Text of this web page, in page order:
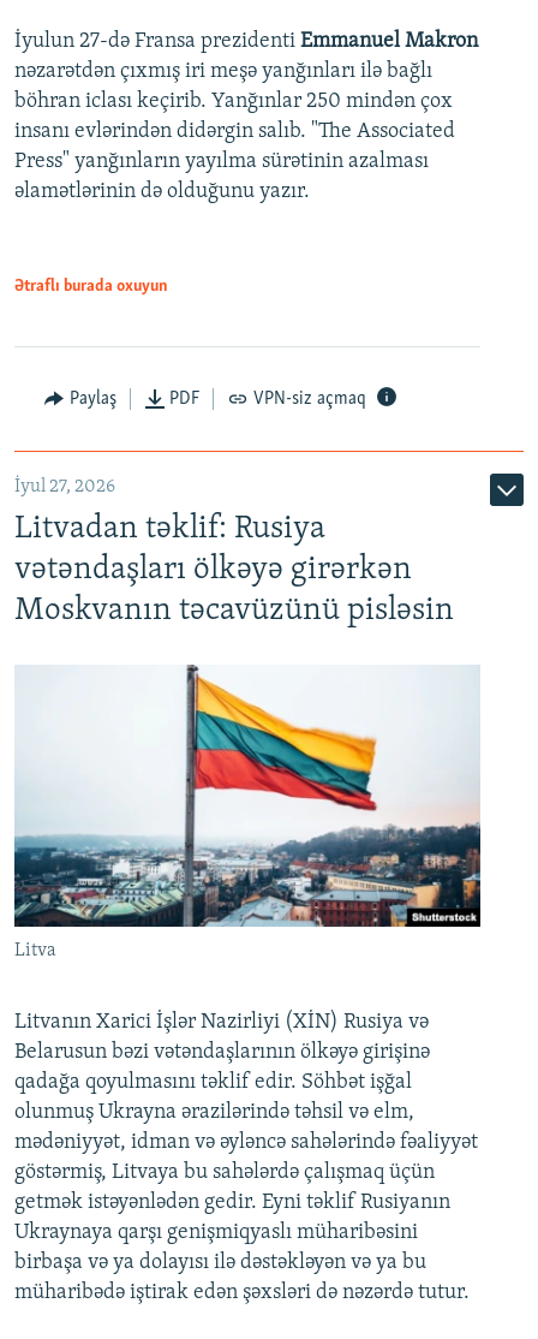
İyulun 27-də Fransa prezidenti Emmanuel Makron
nəzarətdən çıxmış iri meşə yanğınları ilə bağlı
böhran iclası keçirib. Yanğınlar 250 mindən çox
insanı evlərindən didərgin salıb. "The Associated
Press" yanğınların yayılma sürətinin azalması
əlamətlərinin də olduğunu yazır.
Ətraflı burada oxuyun
Paylaş PDF VPN-siz açmaq
İyul 27, 2026
Litvadan təklif: Rusiya
vətəndaşları ölkəyə girərkən
Moskvanın təcavüzünü pisləsin
Litva
Litvanın Xarici İşlər Nazirliyi (XİN) Rusiya və
Belarusun bəzi vətəndaşlarının ölkəyə girişinə
qadağa qoyulmasını təklif edir. Söhbət işğal
olunmuş Ukrayna ərazilərində təhsil və elm,
mədəniyyət, idman və əyləncə sahələrində fəaliyyət
göstərmiş, Litvaya bu sahələrdə çalışmaq üçün
getmək istəyənlədən gedir. Eyni təklif Rusiyanın
Ukraynaya qarşı genişmiqyaslı müharibəsini
birbaşa və ya dolayısı ilə dəstəkləyən və ya bu
müharibədə iştirak edən şəxsləri də nəzərdə tutur.